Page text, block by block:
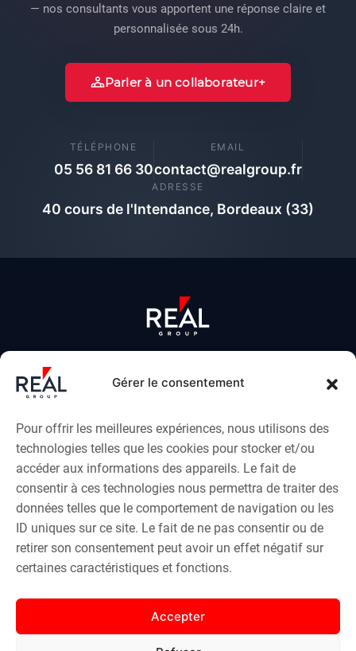
Gérer le consentement
Pour offrir les meilleures expériences, nous utilisons des
technologies telles que les cookies pour stocker et/ou
accéder aux informations des appareils. Le fait de
consentir à ces technologies nous permettra de traiter des
données telles que le comportement de navigation ou les
ID uniques sur ce site. Le fait de ne pas consentir ou de
retirer son consentement peut avoir un effet négatif sur
certaines caractéristiques et fonctions.
Accepter
— nos consultants vous apportent une réponse claire et
personnalisée sous 24h.
Parler à un collaborateur
TÉLÉPHONE
05 56 81 66 30
EMAIL
contact@realgroup.fr
ADRESSE
40 cours de l'Intendance, Bordeaux (33)
Bordeaux.
Transaction, investissement, gestion, expertise depuis plus de 20
LE GROUPE
AGENCE IMMOBILIÈRE
EXPERTISE & ÉVALUATION